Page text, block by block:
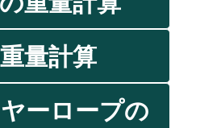
量計算
ーロープの